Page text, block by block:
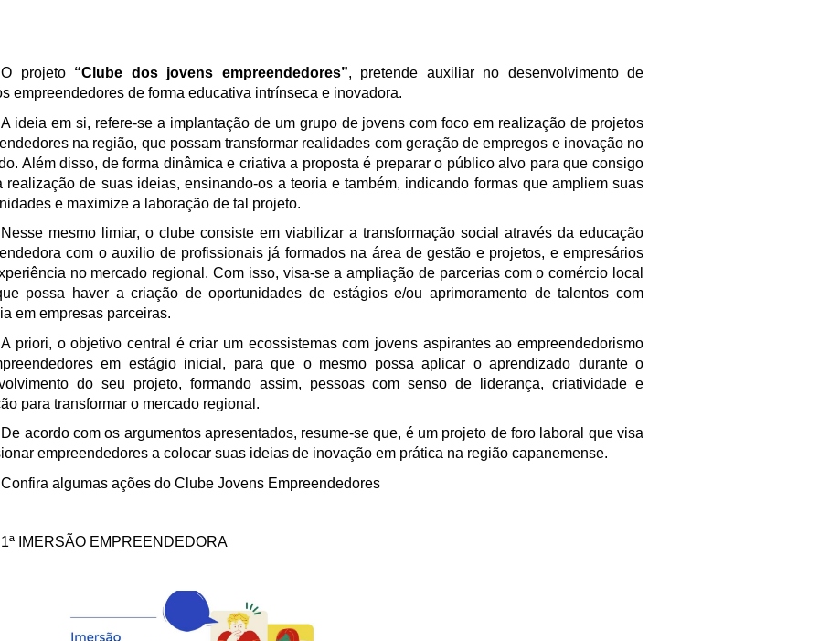
O projeto “Clube dos jovens empreendedores”, pretende auxiliar no desenvolvimento de
empreendedores de forma educativa intrínseca e inovadora.
A ideia em si, refere-se a implantaçãode um grupo de jovens com foco em realização de projetos
na região, que possam transformar realidades com geração de empregos e inovação no
Além disso, de forma dinâmica e criativa a proposta é preparar o público alvo para que consigo
realização de suas ideias, ensinando-os a teoria e também, indicando formas que ampliem suas
e maximize a laboração de tal projeto.
Nesse mesmo limiar, o clube consiste em viabilizar a transformação social através da educação
com o auxilio de profissionais já formados na área de gestão e projetos, e empresários
no mercado regional. Com isso, visa-se a ampliação de parcerias com o comércio local
possa haver a criação de oportunidades de estágios e/ou aprimoramento de talentos com
em empresas parceiras.
A priori, o objetivo central é criar um ecossistemas com jovens aspirantes ao empreendedorismo
em estágio inicial, para que o mesmo possa aplicar o aprendizado durante o
do seu projeto, formando assim, pessoas com senso de liderança, criatividade e
para transformar o mercado regional.
De acordo com os argumentos apresentados, resume-se que, éum projeto de foro laboral que visa
empreendedores a colocar suas ideias de inovação em prática na região capanemense.
Confira algumas ações do Clube Jovens Empreendedores
1ª IMERSÃO EMPREENDEDORA